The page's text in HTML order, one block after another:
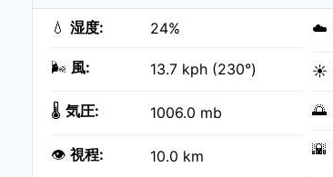
💧 湿度: 24%
🌬️ 風: 13.7 kph (230°)
🌡️ 気圧: 1006.0 mb
👁️ 視程: 10.0 km
☁️
☀️
🌅
🌇